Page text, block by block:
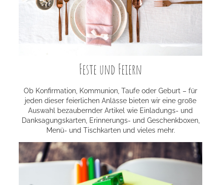
Feste und Feiern
Ob Konfirmation, Kommunion, Taufe oder Geburt – für
jeden dieser feierlichen Anlässe bieten wir eine große
Auswahl bezaubernder Artikel wie Einladungs- und
Danksagungskarten, Erinnerungs- und Geschenkboxen,
Menü- und Tischkarten und vieles mehr.